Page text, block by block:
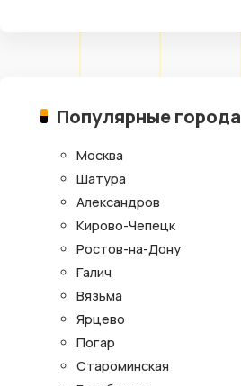
Популярные города
Москва
Шатура
Александров
Кирово-Чепецк
Ростов-на-Дону
Галич
Вязьма
Ярцево
Погар
Староминская